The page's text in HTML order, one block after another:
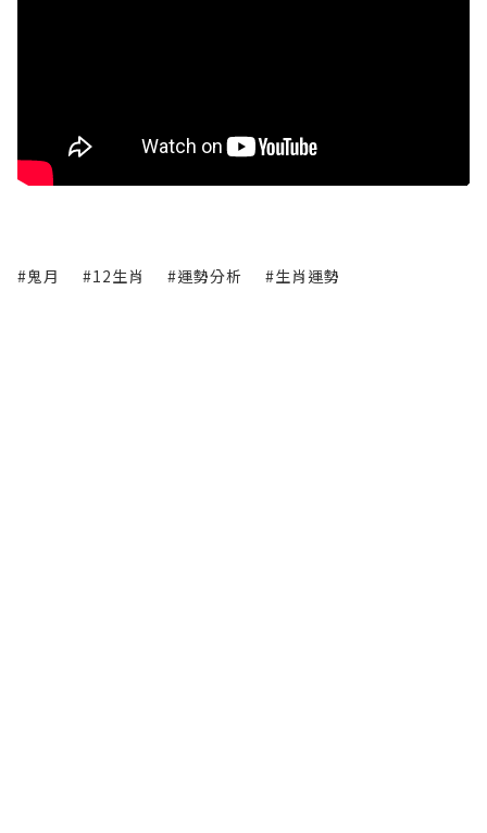
#鬼月 #12生肖 #運勢分析 #生肖運勢